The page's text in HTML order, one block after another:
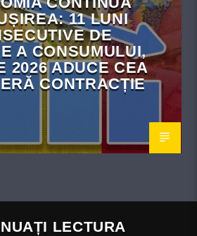
11 LUNI
DE
A CONSUMULUI,
2026 ADUCE CEA
CONTRACȚIE
LECTURA